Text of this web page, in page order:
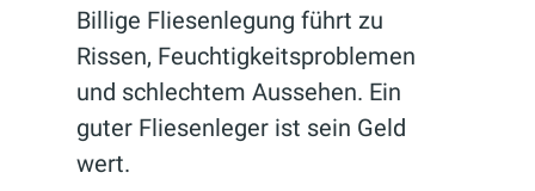
Billige Fliesenlegung führt zu
Rissen, Feuchtigkeitsproblemen
und schlechtem Aussehen. Ein
guter Fliesenleger ist sein Geld
wert.